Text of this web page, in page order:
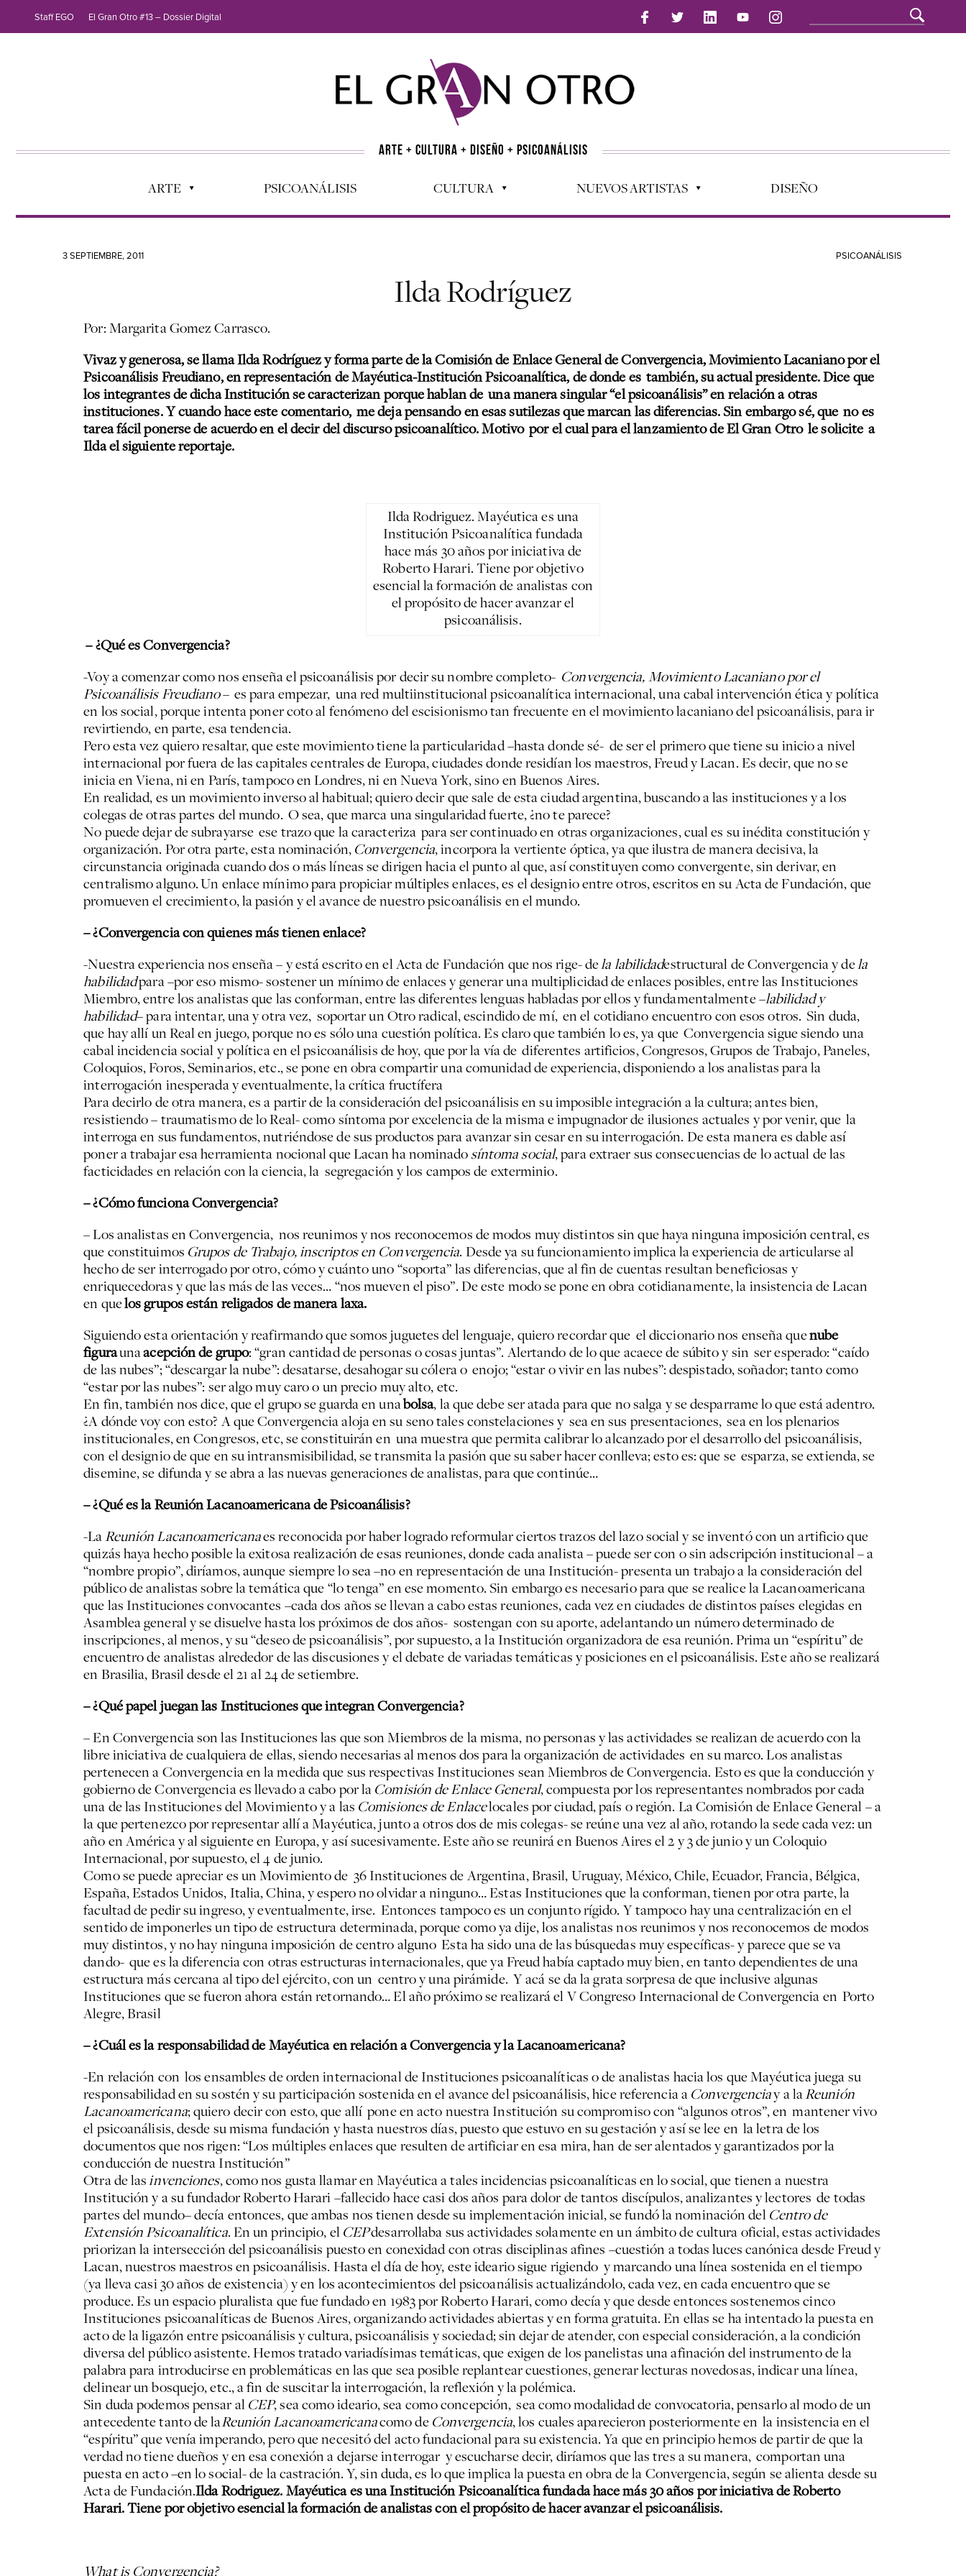
Staff EGO El Gran Otro #13 – Dossier Digital
ARTE + CULTURA + DISEÑO + PSICOANÁLISIS
ARTE PSICOANÁLISIS CULTURA NUEVOS ARTISTAS DISEÑO
3 SEPTIEMBRE, 2011 PSICOANÁLISIS
Ilda Rodríguez
Por: Margarita Gomez Carrasco.
Vivaz y generosa, se llama Ilda Rodríguez y forma parte de la Comisión de Enlace General de Convergencia, Movimiento Lacaniano por el
Psicoanálisis Freudiano, en representación de Mayéutica-Institución Psicoanalítica, de donde es también, su actual presidente. Dice que
los integrantes de dicha Institución se caracterizan porque hablan de una manera singular “el psicoanálisis” en relación a otras
instituciones. Y cuando hace este comentario, me deja pensando en esas sutilezas que marcan las diferencias. Sin embargo sé, que no es
tarea fácil ponerse de acuerdo en el decir del discurso psicoanalítico. Motivo por el cual para el lanzamiento de El Gran Otro le solicite a
Ilda el siguiente reportaje.
Ilda Rodriguez. Mayéutica es una
Institución Psicoanalítica fundada
hace más 30 años por iniciativa de
Roberto Harari. Tiene por objetivo
esencial la formación de analistas con
el propósito de hacer avanzar el
psicoanálisis.
– ¿Qué es Convergencia?
-Voy a comenzar como nos enseña el psicoanálisis por decir su nombre completo- Convergencia, Movimiento Lacaniano por el
Psicoanálisis Freudiano– es para empezar, una red multiinstitucional psicoanalítica internacional, una cabal intervención ética y política
en los social, porque intenta poner coto al fenómeno del escisionismo tan frecuente en el movimiento lacaniano del psicoanálisis, para ir
revirtiendo, en parte, esa tendencia.
Pero esta vez quiero resaltar, que este movimiento tiene la particularidad –hasta donde sé- de ser el primero que tiene su inicio a nivel
internacional por fuera de las capitales centrales de Europa, ciudades donde residían los maestros, Freud y Lacan. Es decir, que no se
inicia en Viena, ni en París, tampoco en Londres, ni en Nueva York, sino en Buenos Aires.
En realidad, es un movimiento inverso al habitual; quiero decir que sale de esta ciudad argentina, buscando a las instituciones y a los
colegas de otras partes del mundo. O sea, que marca una singularidad fuerte, ¿no te parece?
No puede dejar de subrayarse ese trazo que la caracteriza para ser continuado en otras organizaciones, cual es su inédita constitución y
organización. Por otra parte, esta nominación,Convergencia, incorpora la vertiente óptica, ya que ilustra de manera decisiva, la
circunstancia originada cuando dos o más líneas se dirigen hacia el punto al que, así constituyen como convergente, sin derivar, en
centralismo alguno. Un enlace mínimo para propiciar múltiples enlaces, es el designio entre otros, escritos en su Acta de Fundación, que
promueven el crecimiento, la pasión y el avance de nuestro psicoanálisis en el mundo.
– ¿Convergencia con quienes más tienen enlace?
-Nuestra experiencia nos enseña – y está escrito en el Acta de Fundación que nos rige- dela labilidadestructural de Convergencia y dela
habilidadpara –por eso mismo- sostener un mínimo de enlaces y generar una multiplicidad de enlaces posibles, entre las Instituciones
Miembro, entre los analistas que las conforman, entre las diferentes lenguas habladas por ellos y fundamentalmente –labilidad y
habilidad– para intentar, una y otra vez, soportar un Otro radical, escindido de mí, en el cotidiano encuentro con esos otros. Sin duda,
que hay allí un Real en juego, porque no es sólo una cuestión política. Es claro que también lo es, ya que Convergencia sigue siendo una
cabal incidencia social y política en el psicoanálisis de hoy, que por la vía de diferentes artificios, Congresos, Grupos de Trabajo, Paneles,
Coloquios, Foros, Seminarios, etc., se pone en obra compartir una comunidad de experiencia, disponiendo a los analistas para la
interrogación inesperada y eventualmente, la crítica fructífera
Para decirlo de otra manera, es a partir de la consideración del psicoanálisis en su imposible integración a la cultura; antes bien,
resistiendo – traumatismo de lo Real- como síntoma por excelencia de la misma e impugnador de ilusiones actuales y por venir, que la
interroga en sus fundamentos, nutriéndose de sus productos para avanzar sin cesar en su interrogación. De esta manera es dable así
poner a trabajar esa herramienta nocional que Lacan ha nominadosíntoma social, para extraer sus consecuencias de lo actual de las
facticidades en relación con la ciencia, la segregación y los campos de exterminio.
– ¿Cómo funciona Convergencia?
– Los analistas en Convergencia, nos reunimos y nos reconocemos de modos muy distintos sin que haya ninguna imposición central, es
que constituimos Grupos de Trabajo, inscriptos en Convergencia. Desde ya su funcionamiento implica la experiencia de articularse al
hecho de ser interrogado por otro, cómo y cuánto uno “soporta” las diferencias, que al fin de cuentas resultan beneficiosas y
enriquecedoras y que las más de las veces… “nos mueven el piso”. De este modo se pone en obra cotidianamente, la insistencia de Lacan
en quelos grupos están religados de manera laxa.
Siguiendo esta orientación y reafirmando que somos juguetes del lenguaje, quiero recordar que el diccionario nos enseña quenube
figuraunaacepción de grupo: “gran cantidad de personas o cosas juntas”. Alertando de lo que acaece de súbito y sin ser esperado: “caído
de las nubes”; “descargar la nube”: desatarse, desahogar su cólera o enojo; “estar o vivir en las nubes”: despistado, soñador; tanto como
“estar por las nubes”: ser algo muy caro o un precio muy alto, etc.
En fin, también nos dice, que el grupo se guarda en unabolsa, la que debe ser atada para que no salga y se desparrame lo que está adentro.
¿A dónde voy con esto? A que Convergencia aloja en su seno tales constelaciones y sea en sus presentaciones, sea en los plenarios
institucionales, en Congresos, etc, se constituirán en una muestra que permita calibrar lo alcanzado por el desarrollo del psicoanálisis,
con el designio de que en su intransmisibilidad, se transmita la pasión que su saber hacer conlleva; esto es: que se esparza, se extienda, se
disemine, se difunda y se abra a las nuevas generaciones de analistas, para que continúe…
– ¿Qué es la Reunión Lacanoamericana de Psicoanálisis?
-LaReunión Lacanoamericanaes reconocida por haber logrado reformular ciertos trazos del lazo social y se inventó con un artificio que
quizás haya hecho posible la exitosa realización de esas reuniones, donde cada analista – puede ser con o sin adscripción institucional – a
“nombre propio”, diríamos, aunque siempre lo sea –no en representación de una Institución- presenta un trabajo a la consideración del
público de analistas sobre la temática que “lo tenga” en ese momento. Sin embargo es necesario para que se realice la Lacanoamericana
que las Instituciones convocantes –cada dos años se llevan a cabo estas reuniones, cada vez en ciudades de distintos países elegidas en
Asamblea general y se disuelve hasta los próximos de dos años- sostengan con su aporte, adelantando un número determinado de
inscripciones, al menos, y su “deseo de psicoanálisis”, por supuesto, a la Institución organizadora de esa reunión. Prima un “espíritu” de
encuentro de analistas alrededor de las discusiones y el debate de variadas temáticas y posiciones en el psicoanálisis. Este año se realizará
en Brasilia, Brasil desde el 21 al 24 de setiembre.
– ¿Qué papel juegan las Instituciones que integran Convergencia?
– En Convergencia son las Instituciones las que son Miembros de la misma, no personas y las actividades se realizan de acuerdo con la
libre iniciativa de cualquiera de ellas, siendo necesarias al menos dos para la organización de actividades en su marco. Los analistas
pertenecen a Convergencia en la medida que sus respectivas Instituciones sean Miembros de Convergencia. Esto es que la conducción y
gobierno de Convergencia es llevado a cabo por laComisión de Enlace General, compuesta por los representantes nombrados por cada
una de las Instituciones del Movimiento y a las Comisiones de Enlacelocales por ciudad, país o región. La Comisión de Enlace General – a
la que pertenezco por representar allí a Mayéutica, junto a otros dos de mis colegas- se reúne una vez al año, rotando la sede cada vez: un
año en América y al siguiente en Europa, y así sucesivamente. Este año se reunirá en Buenos Aires el 2 y 3 de junio y un Coloquio
Internacional, por supuesto, el 4 de junio.
Como se puede apreciar es un Movimiento de 36 Instituciones de Argentina, Brasil, Uruguay, México, Chile, Ecuador, Francia, Bélgica,
España, Estados Unidos, Italia, China, y espero no olvidar a ninguno… Estas Instituciones que la conforman, tienen por otra parte, la
facultad de pedir su ingreso, y eventualmente, irse. Entonces tampoco es un conjunto rígido. Y tampoco hay una centralización en el
sentido de imponerles un tipo de estructura determinada, porque como ya dije, los analistas nos reunimos y nos reconocemos de modos
muy distintos, y no hay ninguna imposición de centro alguno Esta ha sido una de las búsquedas muy específicas- y parece que se va
dando- que es la diferencia con otras estructuras internacionales, que ya Freud había captado muy bien, en tanto dependientes de una
estructura más cercana al tipo del ejército, con un centro y una pirámide. Y acá se da la grata sorpresa de que inclusive algunas
Instituciones que se fueron ahora están retornando… El año próximo se realizará el V Congreso Internacional de Convergencia en Porto
Alegre, Brasil
– ¿Cuál es la responsabilidad de Mayéutica en relación a Convergencia y la Lacanoamericana?
-En relación con los ensambles de orden internacional de Instituciones psicoanalíticas o de analistas hacia los que Mayéutica juega su
responsabilidad en su sostén y su participación sostenida en el avance del psicoanálisis, hice referencia aConvergenciay a laReunión
Lacanoamericana; quiero decir con esto, que allí pone en acto nuestra Institución su compromiso con “algunos otros”, en mantener vivo
el psicoanálisis, desde su misma fundación y hasta nuestros días, puesto que estuvo en su gestación y así se lee en la letra de los
documentos que nos rigen: “Los múltiples enlaces que resulten de artificiar en esa mira, han de ser alentados y garantizados por la
conducción de nuestra Institución”
Otra de lasinvenciones, como nos gusta llamar en Mayéutica a tales incidencias psicoanalíticas en lo social, que tienen a nuestra
Institución y a su fundador Roberto Harari –fallecido hace casi dos años para dolor de tantos discípulos, analizantes y lectores de todas
partes del mundo– decía entonces, que ambas nos tienen desde su implementación inicial, se fundó la nominación delCentro de
Extensión Psicoanalítica. En un principio, elCEPdesarrollaba sus actividades solamente en un ámbito de cultura oficial, estas actividades
priorizan la intersección del psicoanálisis puesto en conexidad con otras disciplinas afines –cuestión a todas luces canónica desde Freud y
Lacan, nuestros maestros en psicoanálisis. Hasta el día de hoy, este ideario sigue rigiendo y marcando una línea sostenida en el tiempo
(ya lleva casi 30 años de existencia) y en los acontecimientos del psicoanálisis actualizándolo, cada vez, en cada encuentro que se
produce. Es un espacio pluralista que fue fundado en 1983 por Roberto Harari, como decía y que desde entonces sostenemos cinco
Instituciones psicoanalíticas de Buenos Aires, organizando actividades abiertas y en forma gratuita. En ellas se ha intentado la puesta en
acto de la ligazón entre psicoanálisis y cultura, psicoanálisis y sociedad; sin dejar de atender, con especial consideración, a la condición
diversa del público asistente. Hemos tratado variadísimas temáticas, que exigen de los panelistas una afinación del instrumento de la
palabra para introducirse en problemáticas en las que sea posible replantear cuestiones, generar lecturas novedosas, indicar una línea,
delinear un bosquejo, etc., a fin de suscitar la interrogación, la reflexión y la polémica.
Sin duda podemos pensar alCEP, sea como ideario, sea como concepción, sea como modalidad de convocatoria, pensarlo al modo de un
antecedente tanto de laReunión Lacanoamericanacomo deConvergencia, los cuales aparecieron posteriormente en la insistencia en el
“espíritu” que venía imperando, pero que necesitó del acto fundacional para su existencia. Ya que en principio hemos de partir de que la
verdad no tiene dueños y en esa conexión a dejarse interrogar y escucharse decir, diríamos que las tres a su manera, comportan una
puesta en acto –en lo social- de la castración. Y, sin duda, es lo que implica la puesta en obra de la Convergencia, según se alienta desde su
Acta de Fundación.Ilda Rodriguez. Mayéutica es una Institución Psicoanalítica fundada hace más 30 años por iniciativa de Roberto
Harari. Tiene por objetivo esencial la formación de analistas con el propósito de hacer avanzar el psicoanálisis.
What is Convergencia?